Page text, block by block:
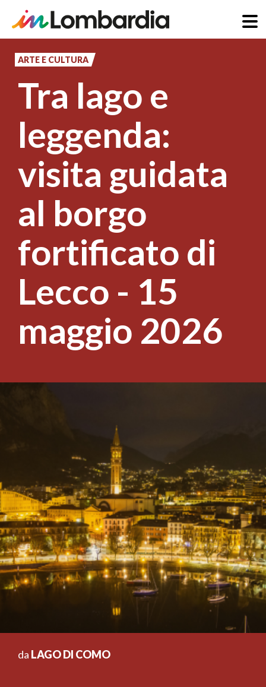
principale
ARTE E CULTURA
Tra lago e
leggenda:
visita guidata
al borgo
fortificato di
Lecco - 15
maggio 2026
da LAGO DI COMO